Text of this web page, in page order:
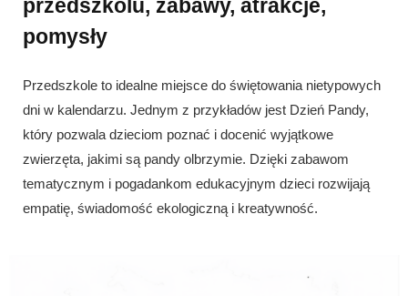
przedszkolu, zabawy, atrakcje,
pomysły
Przedszkole to idealne miejsce do świętowania nietypowych
dni w kalendarzu. Jednym z przykładów jest Dzień Pandy,
który pozwala dzieciom poznać i docenić wyjątkowe
zwierzęta, jakimi są pandy olbrzymie. Dzięki zabawom
tematycznym i pogadankom edukacyjnym dzieci rozwijają
empatię, świadomość ekologiczną i kreatywność.